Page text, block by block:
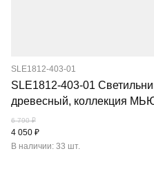
SLE1812-403-01
SLE1812-403-01
древесный, коллекция
6 790 ₽
4 050 ₽
В наличии: 33 шт.